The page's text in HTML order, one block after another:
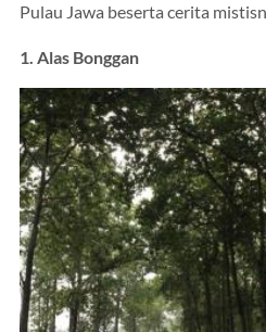
Pulau Jawa beserta cerita
1. Alas Bonggan